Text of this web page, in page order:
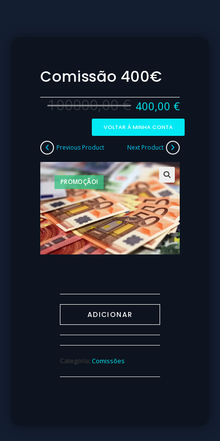
Comissão 400€
100000,00€ 400,00 €
VOLTAR À MINHA CONTA
PROMOÇÃO!
Previous Product Next Product
ADICIONAR
Categoria:Comissões